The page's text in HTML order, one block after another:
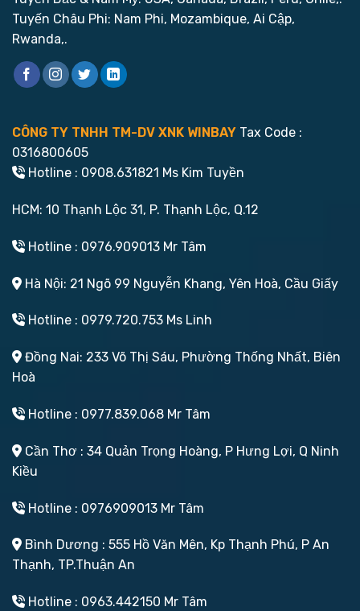
Tuyến Châu Phi: Nam Phi, Mozambique, Ai Cập,
Rwanda,.
CÔNG TY TNHH TM-DV XNK WINBAY Tax Code :
0316800605
Hotline : 0908.631821 Ms Kim Tuyền
HCM: 10 Thạnh Lộc 31, P. Thạnh Lộc, Q.12
Hotline : 0976.909013 Mr Tâm
Hà Nội: 21 Ngõ 99 Nguyễn Khang, Yên Hoà, Cầu Giấy
Hotline : 0979.720.753 Ms Linh
Đồng Nai: 233 Võ Thị Sáu, Phường Thống Nhất, Biên
Hoà
Hotline : 0977.839.068 Mr Tâm
Cần Thơ : 34 Quản Trọng Hoàng, P Hưng Lợi, Q Ninh
Kiều
Hotline : 0976909013 Mr Tâm
Bình Dương : 555 Hồ Văn Mên, Kp Thạnh Phú, P An
Thạnh, TP.Thuận An
Hotline : 0963.442150 Mr Tâm